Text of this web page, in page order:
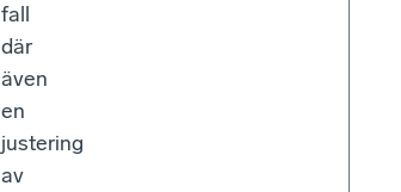
fall
där
även
en
justering
av